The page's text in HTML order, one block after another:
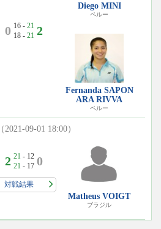
0 16 - 21
18 - 21 2
Diego MINI
ペルー
Fernanda SAPON
ARA RIVVA
ペルー
（2021-09-01 18:00）
2 21 - 12
21 - 17 0
対戦結果
Matheus VOIGT
ブラジル